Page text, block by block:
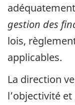
gestion des
lois,
applicables.
La direction
l’objectivité